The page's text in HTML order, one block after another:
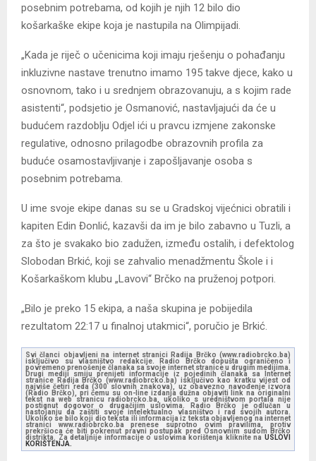
posebnim potrebama, od kojih je njih 12 bilo dio
košarkaške ekipe koja je nastupila na Olimpijadi.
„Kada je riječ o učenicima koji imaju rješenju o pohađanju
inkluzivne nastave trenutno imamo 195 takve djece, kako u
osnovnom, tako i u srednjem obrazovanuju, a s kojim rade
asistenti“, podsjetio je Osmanović, nastavljajući da će u
budućem razdoblju Odjel ići u pravcu izmjene zakonske
regulative, odnosno prilagodbe obrazovnih profila za
buduće osamostavljivanje i zapošljavanje osoba s
posebnim potrebama.
U ime svoje ekipe danas su se u Gradskoj vijećnici obratili i
kapiten Edin Đonlić, kazavši da im je bilo zabavno u Tuzli, a
za što je svakako bio zadužen, između ostalih, i defektolog
Slobodan Brkić, koji se zahvalio menadžmentu Škole i i
Košarkaškom klubu „Lavovi“ Brčko na pruženoj potpori.
„Bilo je preko 15 ekipa, a naša skupina je pobijedila
rezultatom 22:17 u finalnoj utakmici“, poručio je Brkić.
Svi članci objavljeni na internet stranici Radija Brčko (www.radiobrcko.ba)
isključivo su vlasništvo redakcije. Radio Brčko dopušta ograničeno i
povremeno prenošenje članaka sa svoje internet stranice u drugim medijima.
Drugi mediji smiju prenijeti informacije iz pojedinih članaka sa Internet
stranice Radija Brčko (www.radiobrcko.ba) isključivo kao kratku vijest od
najviše četiri reda (300 slovnih znakova), uz obavezno navođenje izvora
(Radio Brčko), pri čemu su on-line izdanja dužna objaviti link na originalni
tekst na web stranicu radiobrcko.ba, ukoliko s uredništvom portala nije
postignut dogovor o drugačijim uslovima. Radio Brčko je odlučan u
nastojanju da zaštiti svoje intelektualno vlasništvo i rad svojih autora.
Ukoliko se bilo koji dio teksta ili informacija iz teksta objavljenog na internet
stranici www.radiobrcko.ba prenese suprotno ovim pravilima, protiv
prekršioca će biti pokrenut pravni postupak pred Osnovnim sudom Brčko
distrikta. Za detaljnije informacije o uslovima korištenja kliknite na USLOVI
KORIŠTENJA.